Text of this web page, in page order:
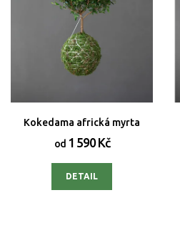
Kokedama africká myrta
od1 590 Kč
DETAIL